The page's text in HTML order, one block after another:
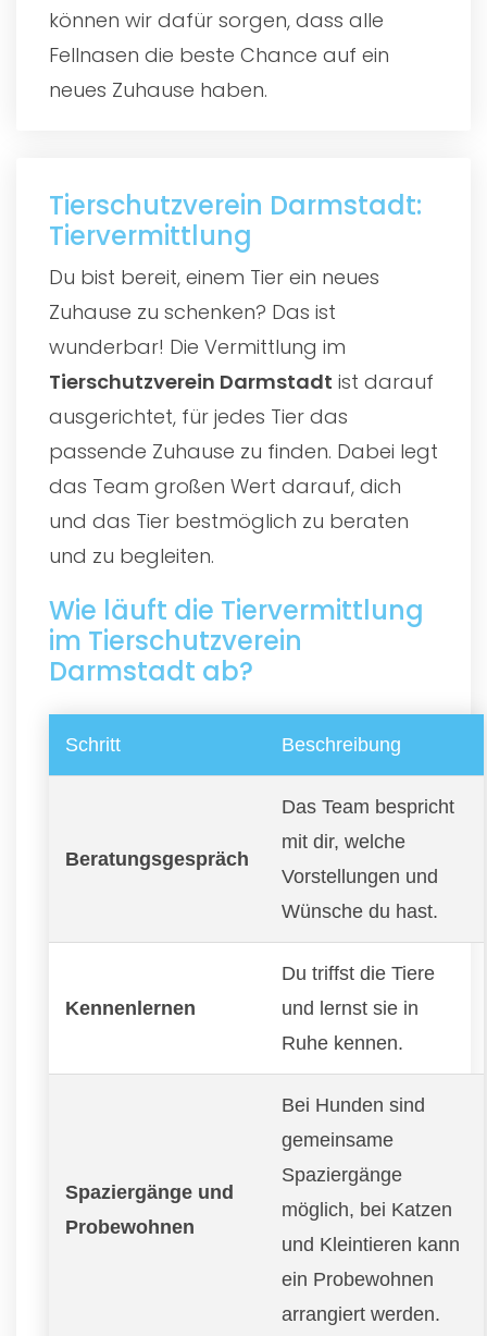
können wir dafür sorgen, dass alle
Fellnasen die beste Chance auf ein
neues Zuhause haben.
Tierschutzverein Darmstadt:
Tiervermittlung
Du bist bereit, einem Tier ein neues
Zuhause zu schenken? Das ist
wunderbar! Die Vermittlung im
Tierschutzverein Darmstadt ist darauf
ausgerichtet, für jedes Tier das
passende Zuhause zu finden. Dabei legt
das Team großen Wert darauf, dich
und das Tier bestmöglich zu beraten
und zu begleiten.
Wie läuft die Tiervermittlung
im Tierschutzverein
Darmstadt ab?
Schritt Beschreibung
Beratungsgespräch
Das Team bespricht
mit dir, welche
Vorstellungen und
Wünsche du hast.
Kennenlernen
Du triffst die Tiere
und lernst sie in
Ruhe kennen.
Spaziergänge und
Probewohnen
Bei Hunden sind
gemeinsame
Spaziergänge
möglich, bei Katzen
und Kleintieren kann
ein Probewohnen
arrangiert werden.